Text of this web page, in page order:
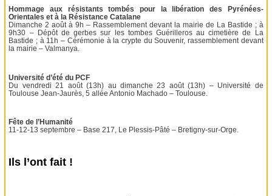
Hommage aux résistants tombés pour la libération des Pyrénées-
Orientales et à la Résistance Catalane
Dimanche 2 août à 9h – Rassemblement devant la mairie de La Bastide ; à
9h30 – Dépôt de gerbes sur les tombes Guérilleros au cimetière de La
Bastide ; à 11h – Cérémonie à la crypte du Souvenir, rassemblement devant
la mairie – Valmanya.
Université d’été du PCF
Du vendredi 21 août (13h) au dimanche 23 août (13h) – Université de
Toulouse Jean-Jaurès, 5 allée Antonio Machado – Toulouse.
Fête de l’Humanité
11-12-13 septembre – Base 217, Le Plessis-Pâté – Bretigny-sur-Orge.
Ils l’ont fait !